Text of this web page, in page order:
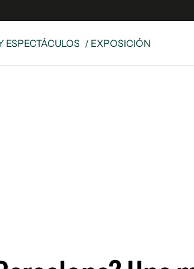
ESPECTÁCULOS / EXPOSICIÓN